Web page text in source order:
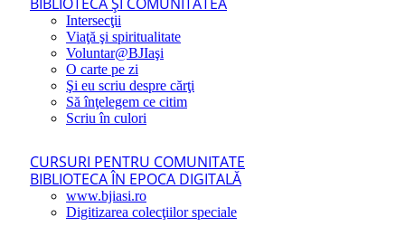
Intersecţii
Viaţă şi spiritualitate
Voluntar@BJIaşi
O carte pe zi
Şi eu scriu despre cărţi
Să înţelegem ce citim
Scriu în culori
CURSURI PENTRU COMUNITATE
BIBLIOTECA ÎN EPOCA DIGITALĂ
www.bjiasi.ro
Digitizarea colecţiilor speciale